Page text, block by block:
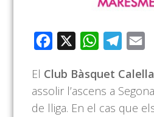
Facebook WhatsApp
El Club Bàsquet
assolir l’ascens a
de lliga. En el cas que